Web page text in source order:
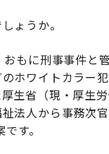
ょうか。
もに刑事事件と
ホワイトカラー
生省（現・厚生
法人から事務次
す。